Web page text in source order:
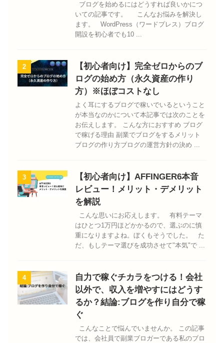
ブログを始めるにはどうすれば良いかにつ
いての記事です。 こんなお悩みを解決し
ます。 WordPress（ワードプレス）ブログ
開設を初心者でも10 ...
2
【初心者向け】完全ゼロからのブ
ログの始め方（永久資産の作り
方）※ほぼコストなし
よく耳にするブログで稼いでいるということ
が本当なのかについて本記事では次のことを
お伝えします。 こんな方におすすめ ブログ
で稼げる理由 副業でブログをするメリット
ブログの作り方ブログの運営方針の決め ...
3
【初心者向け】AFFINGER6本音
レビュー！メリット・デメリット
を解説
こんな思いにお応えします。 有料テーマ
はひとつ1万円ほどかかるので、選ぶのに慎
重になりますよね。ぼくもそうでした。 た
だ、もしテーマ選びを成功させて"本気"で ...
4
自力で稼ぐチカラをつける！会社
以外で、収入を増やすにはどうす
るか？結論:ブログを作り自分で稼
ぐ
こんなことで悩んでいませんか。 この記事
では、会社員で副業ブロガーである私のブロ